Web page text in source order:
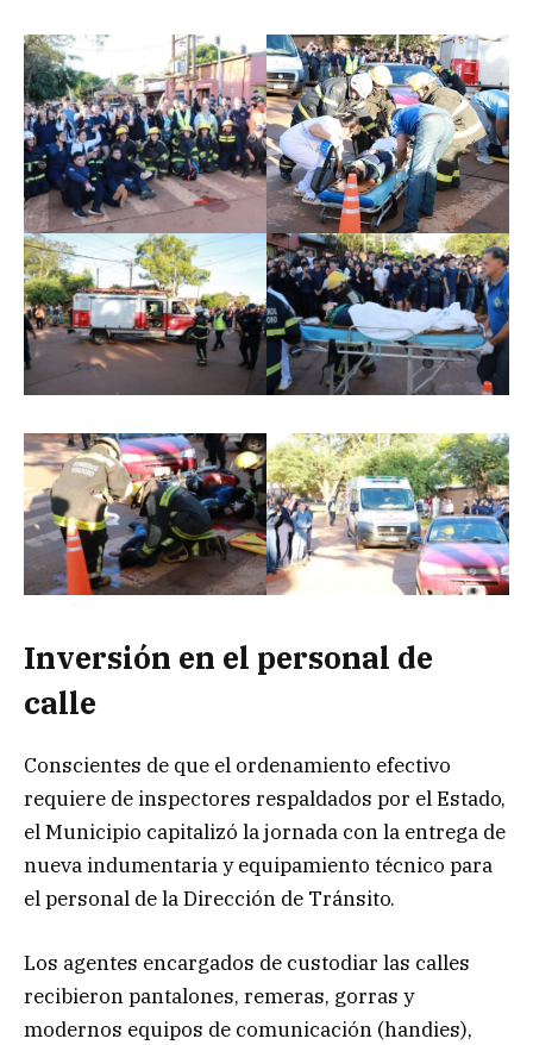
Inversión en el personal de
calle
Conscientes de que el ordenamiento efectivo
requiere de inspectores respaldados por el Estado,
el Municipio capitalizó la jornada con la entrega de
nueva indumentaria y equipamiento técnico para
el personal de la Dirección de Tránsito.
Los agentes encargados de custodiar las calles
recibieron pantalones, remeras, gorras y
modernos equipos de comunicación (handies),